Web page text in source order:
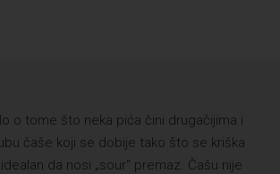
o tome što neka pića čini drugačijima i
čaše koji se dobije tako što se kriška
da nosi „sour“ premaz. Čašu nije